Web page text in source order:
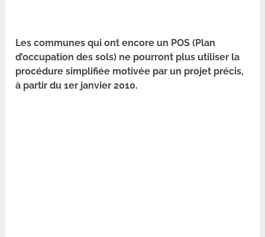
Les communes qui ont encore un POS (Plan
d’occupation des sols) ne pourront plus utiliser la
procédure simplifiée motivée par un projet précis,
à partir du 1er janvier 2010.